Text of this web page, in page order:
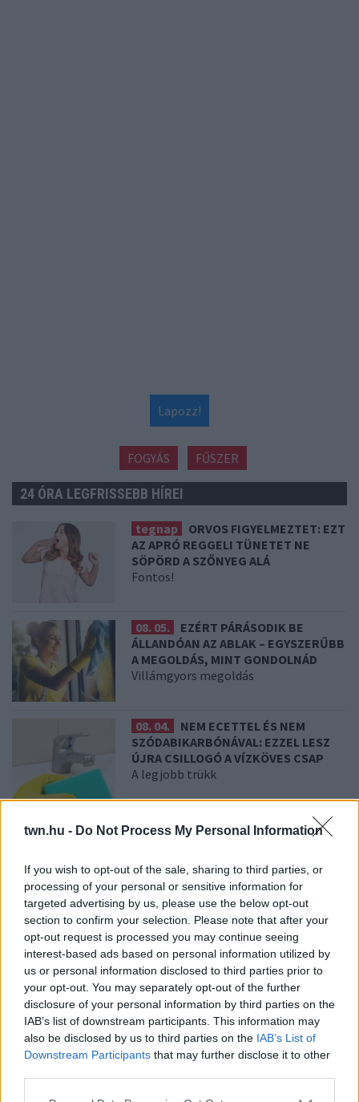
twn.hu - Do Not Process My Personal Information
If you wish to opt-out of the sale, sharing to third parties, or
processing of your personal or sensitive information for
targeted advertising by us, please use the below opt-out
section to confirm your selection. Please note that after your
opt-out request is processed you may continue seeing
interest-based ads based on personal information utilized by
us or personal information disclosed to third parties prior to
your opt-out. You may separately opt-out of the further
disclosure of your personal information by third parties on the
IAB’s list of downstream participants. This information may
also be disclosed by us to third parties on the IAB’s List of
Downstream Participants that may further disclose it to other
Lapozz!
FOGYÁS FŰSZER
24 ÓRA LEGFRISSEBB HÍREI
tegnap
ORVOS FIGYELMEZTET: EZT
AZ APRÓ REGGELI TÜNETET NE
SÖPÖRD A SZŐNYEG ALÁ
Fontos!
08. 05.
EZÉRT PÁRÁSODIK BE
ÁLLANDÓAN AZ ABLAK – EGYSZERŰBB
A MEGOLDÁS, MINT GONDOLNÁD
Villámgyors megoldás
08. 04.
NEM ECETTEL ÉS NEM
SZÓDABIKARBÓNÁVAL: EZZEL LESZ
ÚJRA CSILLOGÓ A VÍZKÖVES CSAP
A legjobb trükk
08. 03.
HA MINDIG EZT A MONDATOT
HASZNÁLOD, AZ RENDKÍVÜL MAGAS
Te szoktad?
08. 02.
SOKAN ROSSZUL TÁROLJÁK A GYÓGYSZEREIKET –
EMIATT CSÖKKENHET A HATÁSUK
Érdemes odafigyelni rá
08. 01.
EGYRE TÖBB FIATALNÁL JELENTKEZIK EZ A
VITAMINHIÁNY – ILYEN JELEKRE FIGYELJ
Erre figyelj!
07. 31.
NEM A CITROMSAV, AZ ECET VAGY A